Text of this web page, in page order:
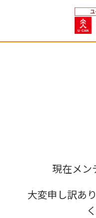
現在メン
大変申し訳あ